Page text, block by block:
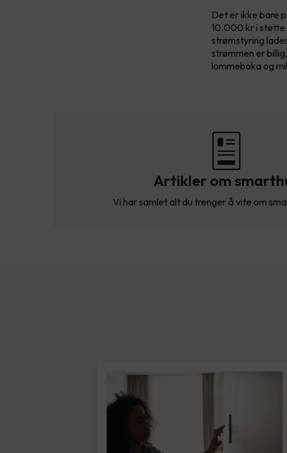
Det er ikke bare
10.000 kr i støtte
strømstyring
strømmen er
lommeboka og
Artikler om
Vi har samlet alt du trenger å vite om